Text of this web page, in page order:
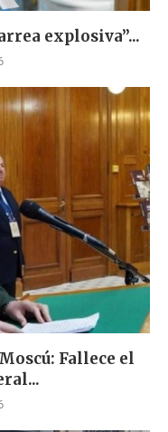
explosiva”...
Fallece el